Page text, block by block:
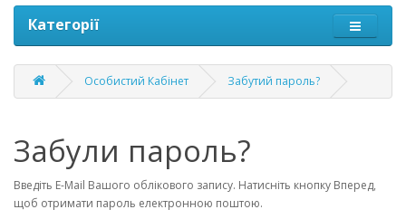
Категорії
Особистий Кабінет Забутий пароль?
Забули пароль?
Введіть E-Mail Вашого облікового запису. Натисніть кнопку Вперед,
щоб отримати пароль електронною поштою.